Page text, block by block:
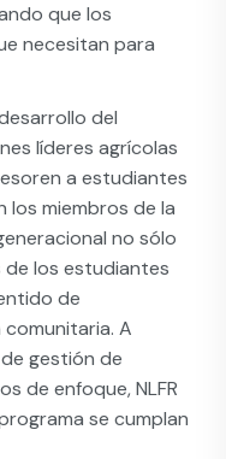
que los
necesitan para
del
líderes agrícolas
a estudiantes
los miembros de la
no sólo
de los estudiantes
de
A
gestión de
de enfoque, NLFR
se cumplan